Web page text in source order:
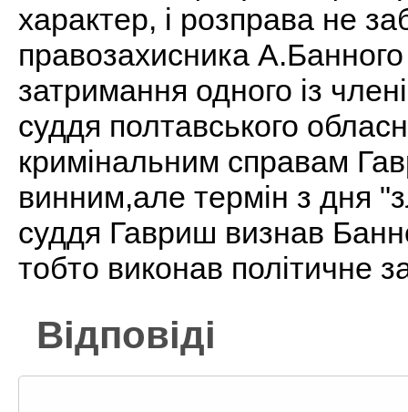
характер, і розправа не
правозахисника
затримання одного із
суддя полтавського
кримінальним справам
винним,але термін з дня
суддя Гавриш визнав
тобто виконав політичне
Відповіді